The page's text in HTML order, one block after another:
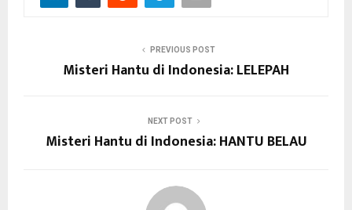
PREVIOUS POST
Misteri Hantu di Indonesia: LELEPAH
NEXT POST
Misteri Hantu di Indonesia: HANTU BELAU